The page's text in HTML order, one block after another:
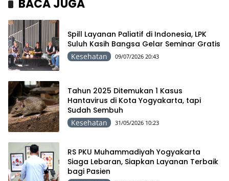
BACA JUGA
Spill Layanan Paliatif di Indonesia, LPK
Suluh Kasih Bangsa Gelar Seminar Gratis
Kesehatan 09/07/2026 20:43
Tahun 2025 Ditemukan 1 Kasus
Hantavirus di Kota Yogyakarta, tapi
Sudah Sembuh
Kesehatan 31/05/2026 10:23
RS PKU Muhammadiyah Yogyakarta
Siaga Lebaran, Siapkan Layanan Terbaik
bagi Pasien